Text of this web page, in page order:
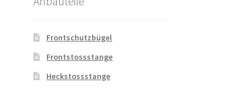
Frontschutzbügel
Frontstossstange
Heckstossstange